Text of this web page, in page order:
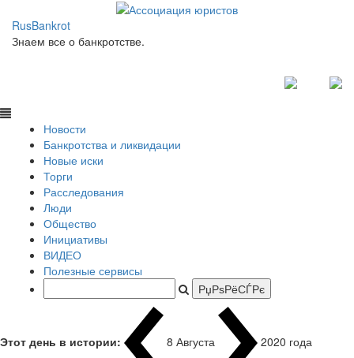
RusBankrot
Знаем все о банкротстве.
Новости
Банкротства и ликвидации
Новые иски
Торги
Расследования
Люди
Общество
Инициативы
ВИДЕО
Полезные сервисы
Этот день в истории: 8 Августа 1937 года Япон